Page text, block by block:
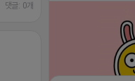
댓글: 0개